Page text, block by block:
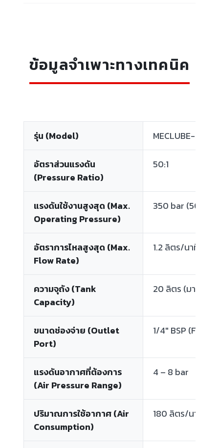
ข้อมูลจำเพาะทางเทคนิค
รุ่น (Model) MECLUBE-
อัตราส่วนแรงดัน
(Pressure Ratio)
50:1
แรงดันใช้งานสูงสุด (Max.
Operating Pressure)
350 bar (5075
อัตราการไหลสูงสุด (Max.
Flow Rate)
1.2 ลิตร/นาที (จา
ความจุถัง (Tank
Capacity)
20 ลิตร (มาตรฐ
ขนาดช่องจ่าย (Outlet
Port)
1/4" BSP (F)
แรงดันอากาศที่ต้องการ
(Air Pressure Range)
4 – 8 bar
ปริมาณการใช้อากาศ (Air
Consumption)
180 ลิตร/นาที